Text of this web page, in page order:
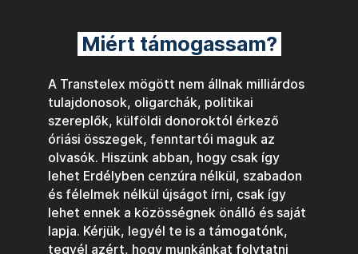
Miért támogassam?
A Transtelex mögött nem állnak milliárdos
tulajdonosok, oligarchák, politikai
szereplők, külföldi donoroktól érkező
óriási összegek, fenntartói maguk az
olvasók. Hiszünk abban, hogy csak így
lehet Erdélyben cenzúra nélkül, szabadon
és félelmek nélkül újságot írni, csak így
lehet ennek a közösségnek önálló és saját
lapja. Kérjük, legyél te is a támogatónk,
tegyél azért, hogy munkánkat folytatni